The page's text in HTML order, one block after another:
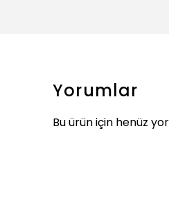
Yorumlar
Bu ürün için henüz